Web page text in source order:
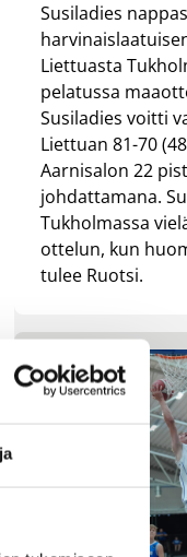
Susiladies
Liettuasta
pelatussa
Susiladies voitti
Liettuan 81-70
Aarnisalon 22
johdattamana.
Tukholmassa
ottelun, kun
tulee Ruotsi.